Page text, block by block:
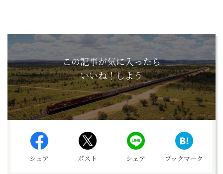
この記事が気に入ったら
いいね！しよう
シェア ポスト シェア ブックマーク